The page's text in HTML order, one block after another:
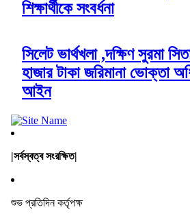
শিক্ষার্থীকে সংবর্ধনা
সিলেট ভার্থখলা ,দক্ষিণ সুরমা
হাজার টাকা জরিমানা ভোক্তা
আইন
|সর্বস্বত্ব সংরক্ষিত|
শুভ প্রতিদিন কর্তৃপক্ষ